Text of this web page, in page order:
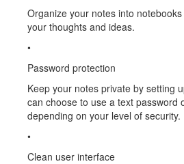
Organize your notes into
your thoughts and ideas.
•
Password protection
Keep your notes private by setting
can choose to use a text password
depending on your level of security.
•
Clean user interface